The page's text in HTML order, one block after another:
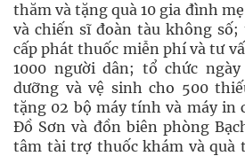
thăm và tặng quà 10 gia đình
và chiến sĩ đoàn tàu không
cấp phát thuốc miễn phí và tư
1000 người dân; tổ chức
dưỡng và vệ sinh cho 500
tặng 02 bộ máy tính và máy in
Đồ Sơn và đồn biên phòng
tâm tài trợ thuốc khám và quà